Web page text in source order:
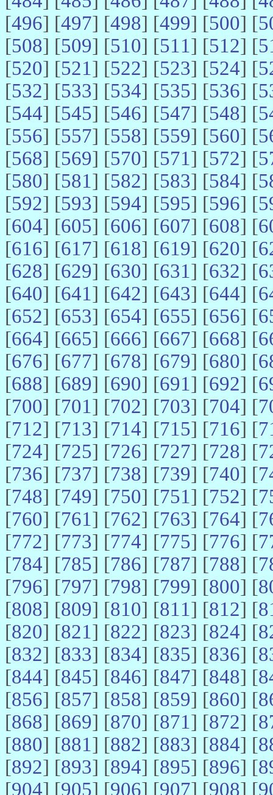
[496] [497] [498] [499] [500] [
[508] [509] [510] [511] [512] [
[520] [521] [522] [523] [524] [
[532] [533] [534] [535] [536] [
[544] [545] [546] [547] [548] [
[556] [557] [558] [559] [560] [
[568] [569] [570] [571] [572] [
[580] [581] [582] [583] [584] [
[592] [593] [594] [595] [596] [
[604] [605] [606] [607] [608] [
[616] [617] [618] [619] [620] [
[628] [629] [630] [631] [632] [
[640] [641] [642] [643] [644] [
[652] [653] [654] [655] [656] [
[664] [665] [666] [667] [668] [
[676] [677] [678] [679] [680] [
[688] [689] [690] [691] [692] [
[700] [701] [702] [703] [704] [
[712] [713] [714] [715] [716] [
[724] [725] [726] [727] [728] [
[736] [737] [738] [739] [740] [
[748] [749] [750] [751] [752] [
[760] [761] [762] [763] [764] [
[772] [773] [774] [775] [776] [
[784] [785] [786] [787] [788] [
[796] [797] [798] [799] [800] [
[808] [809] [810] [811] [812] [
[820] [821] [822] [823] [824] [
[832] [833] [834] [835] [836] [
[844] [845] [846] [847] [848] [
[856] [857] [858] [859] [860] [
[868] [869] [870] [871] [872] [
[880] [881] [882] [883] [884] [
[892] [893] [894] [895] [896] [
[904] [905] [906] [907] [908] [